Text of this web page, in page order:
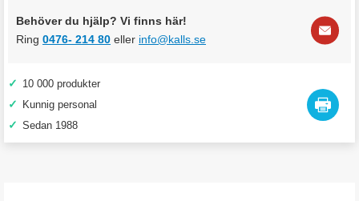
Behöver du hjälp? Vi finns här!
Ring 0476- 214 80 eller info@kalls.se
✓ 10 000 produkter
✓ Kunnig personal
✓ Sedan 1988